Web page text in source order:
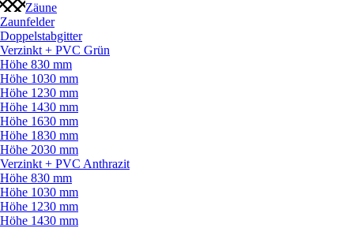
Zäune
Zaunfelder
Doppelstabgitter
Verzinkt + PVC Grün
Höhe 830 mm
Höhe 1030 mm
Höhe 1230 mm
Höhe 1430 mm
Höhe 1630 mm
Höhe 1830 mm
Höhe 2030 mm
Verzinkt + PVC Anthrazit
Höhe 830 mm
Höhe 1030 mm
Höhe 1230 mm
Höhe 1430 mm